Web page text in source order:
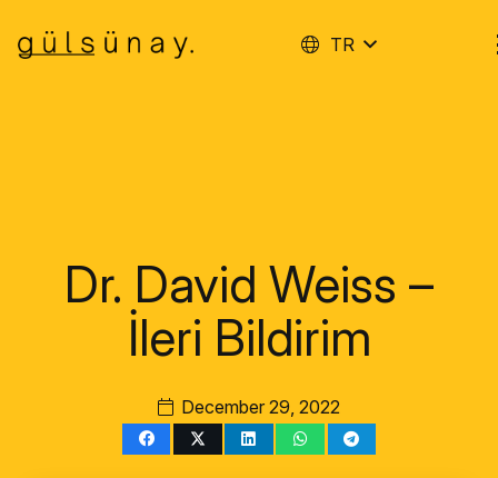
TR
Dr. David Weiss –
İleri Bildirim
December 29, 2022